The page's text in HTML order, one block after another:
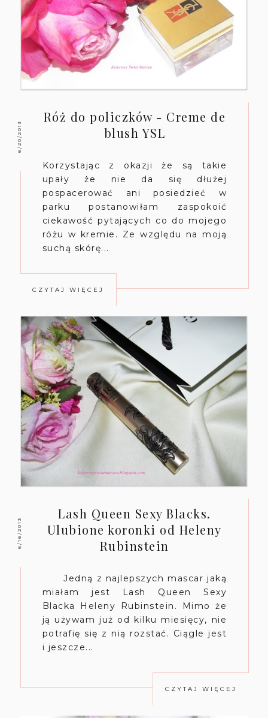
6/20/2013
Róż do policzków - Creme de
blush YSL
Korzystając z okazji że są takie
upały że nie da się dłużej
pospacerować ani posiedzieć w
parku postanowiłam zaspokoić
ciekawość pytających co do mojego
różu w kremie. Ze względu na moją
suchą skórę...
CZYTAJ WIĘCEJ
6/16/2013
Lash Queen Sexy Blacks.
Ulubione koronki od Heleny
Rubinstein
Jedną z najlepszych mascar jaką
miałam jest Lash Queen Sexy
Blacka Heleny Rubinstein. Mimo że
ją używam już od kilku miesięcy, nie
potrafię się z nią rozstać. Ciągle jest
i jeszcze...
CZYTAJ WIĘCEJ